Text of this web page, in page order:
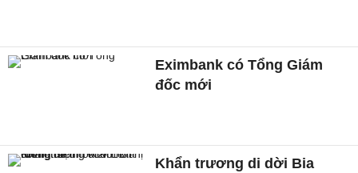
Eximbank có Tổng Giám
đốc mới
Khẩn trương di dời Bia